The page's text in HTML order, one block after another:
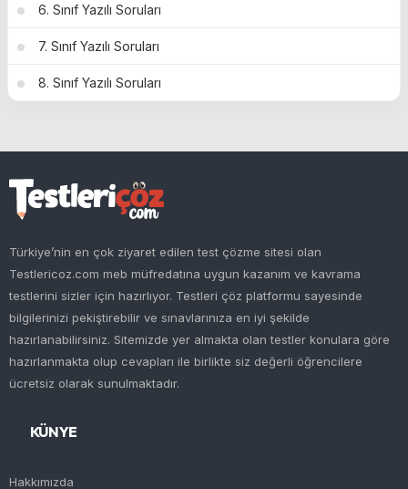
6. Sınıf Yazılı Soruları
7. Sınıf Yazılı Soruları
8. Sınıf Yazılı Soruları
Türkiye’nin en çok ziyaret edilen test çözme sitesi olan
Testlericoz.com meb müfredatına uygun kazanım ve kavrama
testlerini sizler için hazırlıyor. Testleri çöz platformu sayesinde
bilgilerinizi pekiştirebilir ve sınavlarınıza en iyi şekilde
hazırlanabilirsiniz. Sitemizde yer almakta olan testler konulara göre
hazırlanmakta olup cevapları ile birlikte siz değerli öğrencilere
ücretsiz olarak sunulmaktadır.
KÜNYE
Hakkımızda